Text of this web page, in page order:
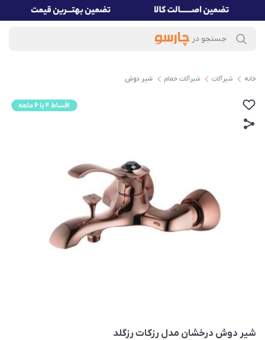
خانه شیرآلات شیرآلات حمام شیر دوش
شیر دوش درخشان مدل رزکات رزگلد